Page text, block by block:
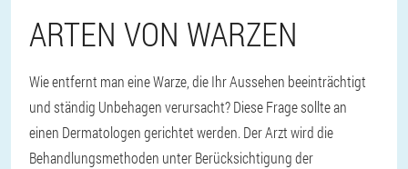
ARTEN VON WARZEN
Wie entfernt man eine Warze, die Ihr Aussehen beeinträchtigt
und ständig Unbehagen verursacht? Diese Frage sollte an
einen Dermatologen gerichtet werden. Der Arzt wird die
Behandlungsmethoden unter Berücksichtigung der